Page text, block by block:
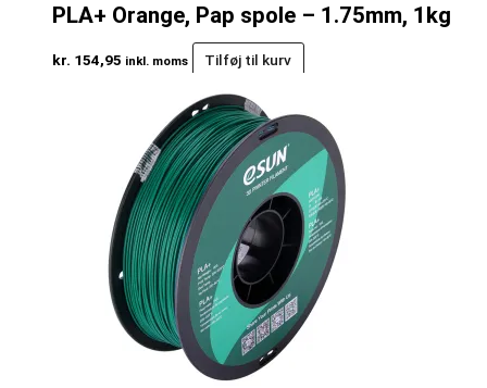
PLA+ Orange, Pap spole – 1.75mm, 1kg
kr. 154,95 inkl. moms Tilføj til kurv